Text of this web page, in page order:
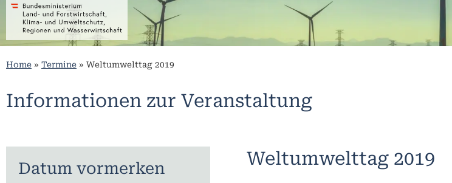
Home » Termine » Weltumwelttag 2019
Informationen zur Veranstaltung
Datum vormerken Weltumwelttag 2019